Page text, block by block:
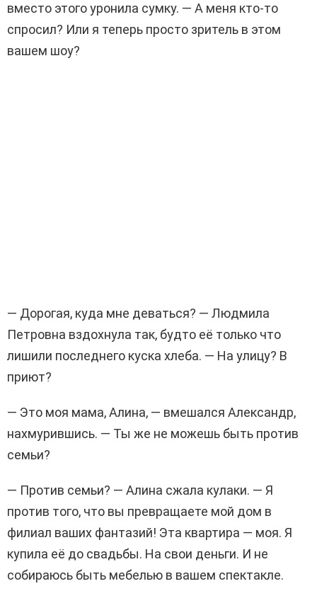
вместо этого уронила сумку. — А меня кто-то
спросил? Или я теперь просто зритель в этом
вашем шоу?
— Дорогая, куда мне деваться? — Людмила
Петровна вздохнула так, будто её только что
лишили последнего куска хлеба. — На улицу? В
приют?
— Это моя мама, Алина, — вмешался Александр,
нахмурившись. — Ты же не можешь быть против
семьи?
— Против семьи? — Алина сжала кулаки. — Я
против того, что вы превращаете мой дом в
филиал ваших фантазий! Эта квартира — моя. Я
купила её до свадьбы. На свои деньги. И не
собираюсь быть мебелью в вашем спектакле.